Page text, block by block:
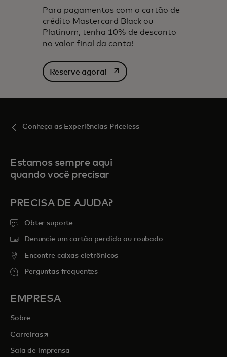
Para pagamentos com o cartão de
crédito Mastercard Black ou
Platinum, tenha 10% de desconto
no valor final da conta!
Reserve agora! abre em uma nova guia
Conheça as Experiências Priceless
Estamos sempre aqui
quando você precisar
PRECISA DE AJUDA?
Obter suporte
Denuncie um cartão perdido ou roubado
Encontre caixas eletrônicos
Perguntas frequentes
EMPRESA
Sobre
Carreirasabre em uma nova guia
Sala de imprensa